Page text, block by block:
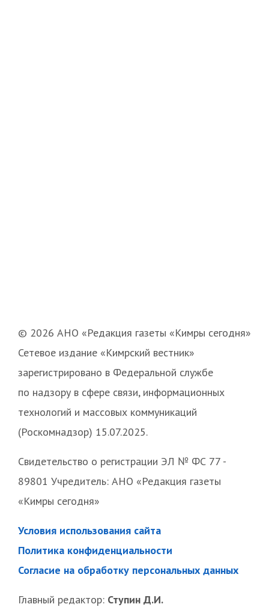
© 2026 АНО «Редакция газеты «Кимры сегодня»
Сетевое издание «Кимрский вестник»
зарегистрировано в Федеральной службе
по надзору в сфере связи, информационных
технологий и массовых коммуникаций
(Роскомнадзор) 15.07.2025.
Свидетельство о регистрации ЭЛ № ФС 77 -
89801 Учредитель: АНО «Редакция газеты
«Кимры сегодня»
Условия использования сайта
Политика конфиденциальности
Согласие на обработку персональных данных
Главный редактор: Ступин Д.И.